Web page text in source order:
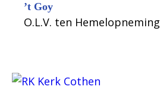
’t Goy
O.L.V. ten Hemelopneming